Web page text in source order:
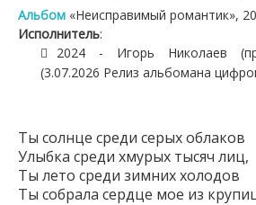
Альбом «Неисправимый романтик»,
Исполнитель:
2024 - Игорь Николаев
(3.07.2026 Релиз альбомана
Ты солнце среди серых облаков
Улыбка среди хмурых тысяч лиц,
Ты лето среди зимних холодов
Ты собрала сердце мое из